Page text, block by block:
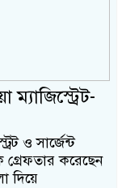
ও সার্জেন্ট
করেছেন
দিয়ে